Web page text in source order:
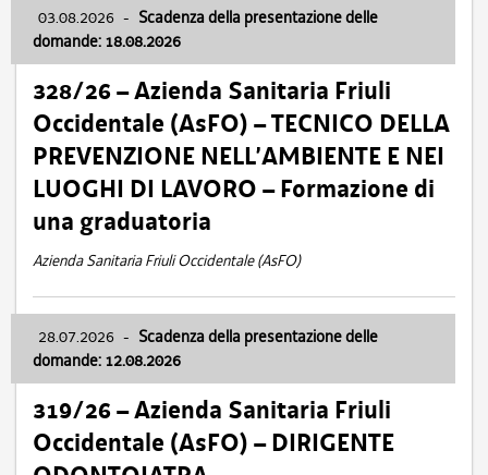
03.08.2026 - Scadenza della presentazione delle
domande: 18.08.2026
328/26 – Azienda Sanitaria Friuli
Occidentale (AsFO) – TECNICO DELLA
PREVENZIONE NELL’AMBIENTE E NEI
LUOGHI DI LAVORO – Formazione di
una graduatoria
Azienda Sanitaria Friuli Occidentale (AsFO)
28.07.2026 - Scadenza della presentazione delle
domande: 12.08.2026
319/26 – Azienda Sanitaria Friuli
Occidentale (AsFO) – DIRIGENTE